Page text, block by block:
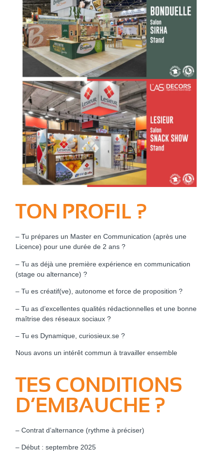
TON PROFIL ?
– Tu prépares un Master en Communication (après une
Licence) pour une durée de 2 ans ?
– Tu as déjà une première expérience en communication
(stage ou alternance) ?
– Tu es créatif(ve), autonome et force de proposition ?
– Tu as d’excellentes qualités rédactionnelles et une bonne
maîtrise des réseaux sociaux ?
– Tu es Dynamique, curiosieux.se ?
Nous avons un intérêt commun à travailler ensemble
TES CONDITIONS
D’EMBAUCHE ?
– Contrat d’alternance (rythme à préciser)
– Début : septembre 2025